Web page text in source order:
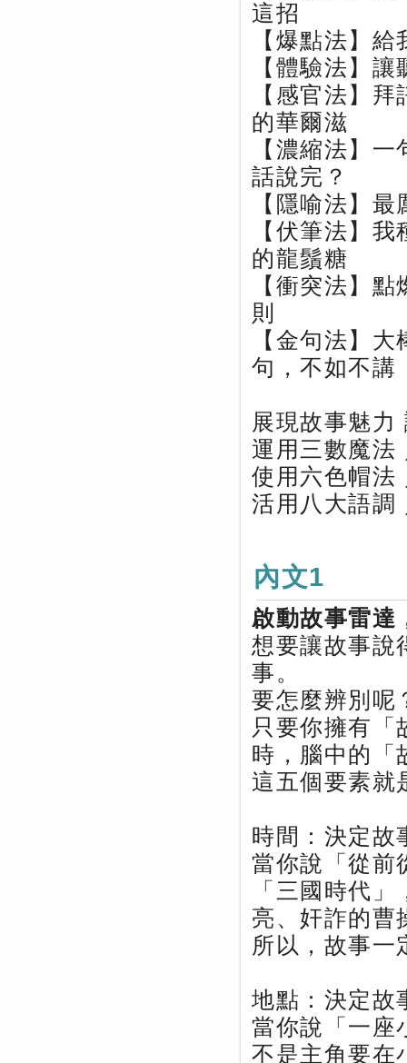
這招
【爆點法】
【體驗法】
【感官法】
的華爾滋
【濃縮法】
話說完？
【隱喻法】
【伏筆法】
的龍鬚糖
【衝突法】
則
【金句法】
句，不如不講
展現故事魅力
運用三數魔法
使用六色帽法
活用八大語調
內文1
啟動故事雷達
想要讓故事說
事。
要怎麼辨別呢
只要你擁有「
時，腦中的「
這五個要素就
時間：決定故
當你說「從前
「三國時代
亮、奸詐的曹
所以，故事一
地點：決定故
當你說「一座
不是主角要在